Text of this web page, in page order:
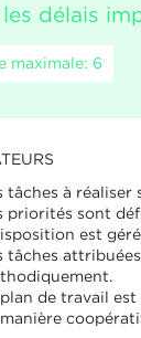
délais
maximale: 6
tâches à réaliser
priorités sont
est
tâches
de travail